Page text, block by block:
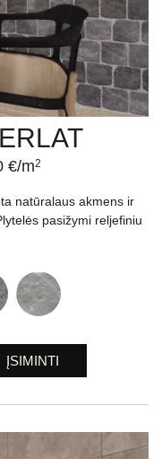
€/m2
natūralaus akmens ir
pasižymi reljefiniu
ĮSIMINTI